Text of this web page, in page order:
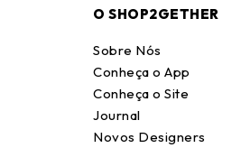
O SHOP2GETHER
Sobre Nós
Conheça o App
Conheça o Site
Journal
Novos Designers